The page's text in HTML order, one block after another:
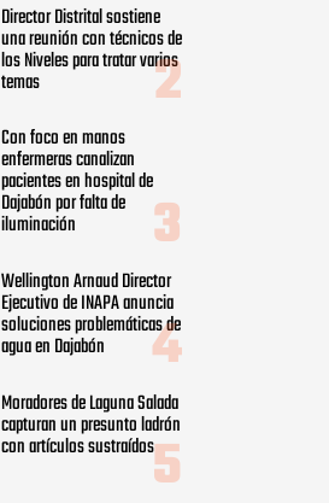
Director Distrital sostiene
una reunión con técnicos de
los Niveles para tratar varios
temas
Con foco en manos
enfermeras canalizan
pacientes en hospital de
Dajabón por falta de
iluminación
Wellington Arnaud Director
Ejecutivo de INAPA anuncia
soluciones problemáticas de
agua en Dajabón
Moradores de Laguna Salada
capturan un presunto ladrón
con artículos sustraídos